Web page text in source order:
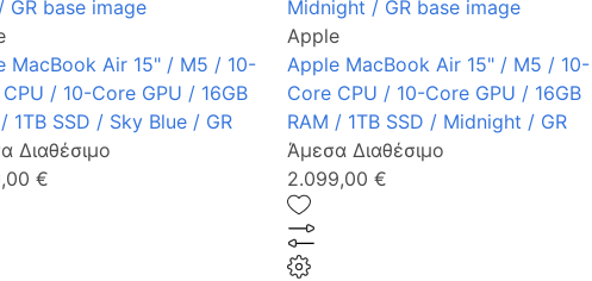
MacBook Air 15" / M5 / 10-
/ 10-Core GPU / 16GB
1TB SSD / Sky Blue / GR
Διαθέσιμο
€
Apple
Apple MacBook Air 15" / M5 / 10-
Core CPU / 10-Core GPU / 16GB
RAM / 1TB SSD / Midnight / GR
Άμεσα Διαθέσιμο
2.099,00 €